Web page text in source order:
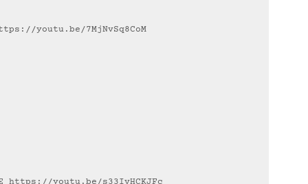
https://youtu.be/7MjNvSq8CoM
https://youtu.be/s33IvHCKJFc